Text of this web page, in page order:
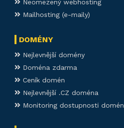
Neomezený webhosting
Mailhosting (e-maily)
DOMÉNY
Nejlevnější domény
Doména zdarma
Ceník domén
Nejlevnější .CZ doména
Monitoring dostupnosti domén